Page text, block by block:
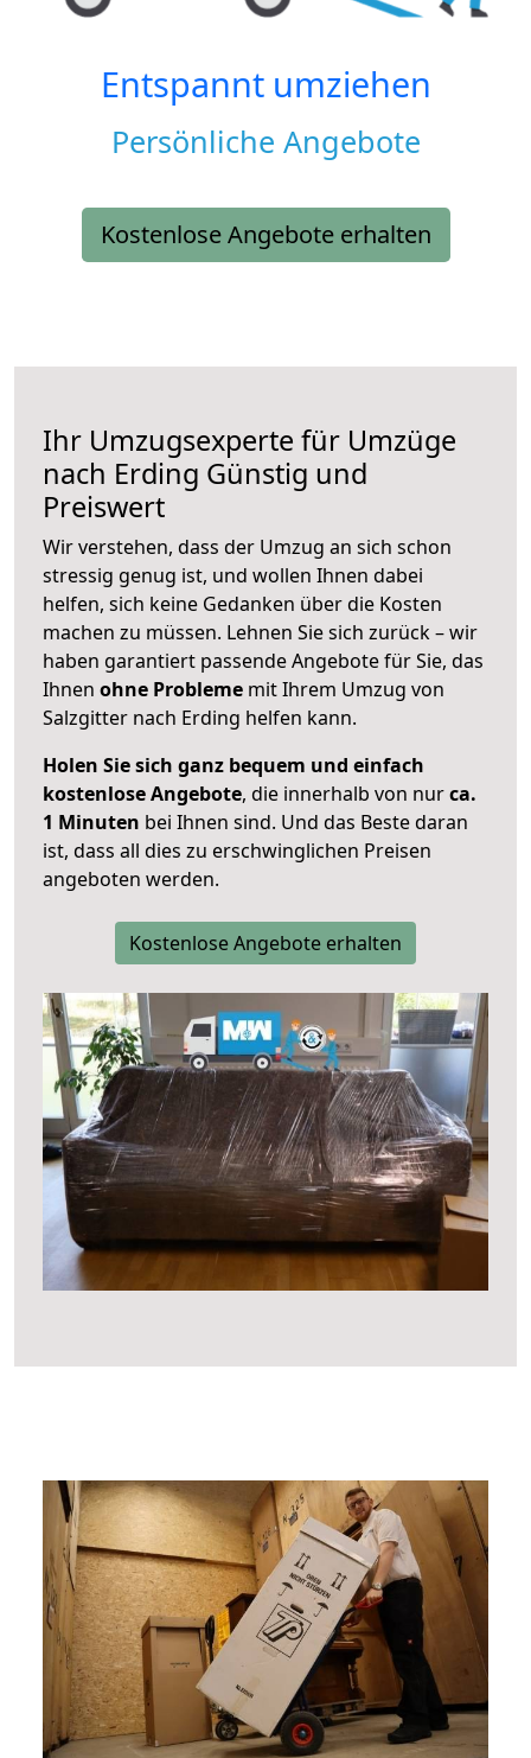
Entspannt umziehen
Persönliche Angebote
Kostenlose Angebote erhalten
Ihr Umzugsexperte für Umzüge
nach Erding Günstig und
Preiswert
Wir verstehen, dass der Umzug an sich schon
stressig genug ist, und wollen Ihnen dabei
helfen, sich keine Gedanken über die Kosten
machen zu müssen. Lehnen Sie sich zurück – wir
haben garantiert passende Angebote für Sie, das
Ihnen ohne Probleme mit Ihrem Umzug von
Salzgitter nach Erding helfen kann.
Holen Sie sich ganz bequem und einfach
kostenlose Angebote, die innerhalb von nurca.
1 Minuten bei Ihnen sind. Und das Beste daran
ist, dass all dies zu erschwinglichen Preisen
angeboten werden.
Kostenlose Angebote erhalten